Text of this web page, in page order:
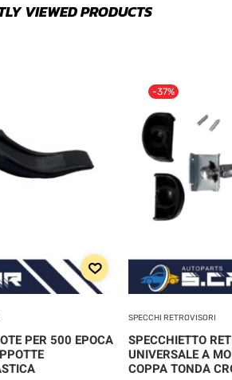
VIEWED PRODUCTS
PER 500 EPOCA
-37%
SPECCHI RETROVISORI
SPECCHIETTO
UNIVERSALE A
COPPA TONDA